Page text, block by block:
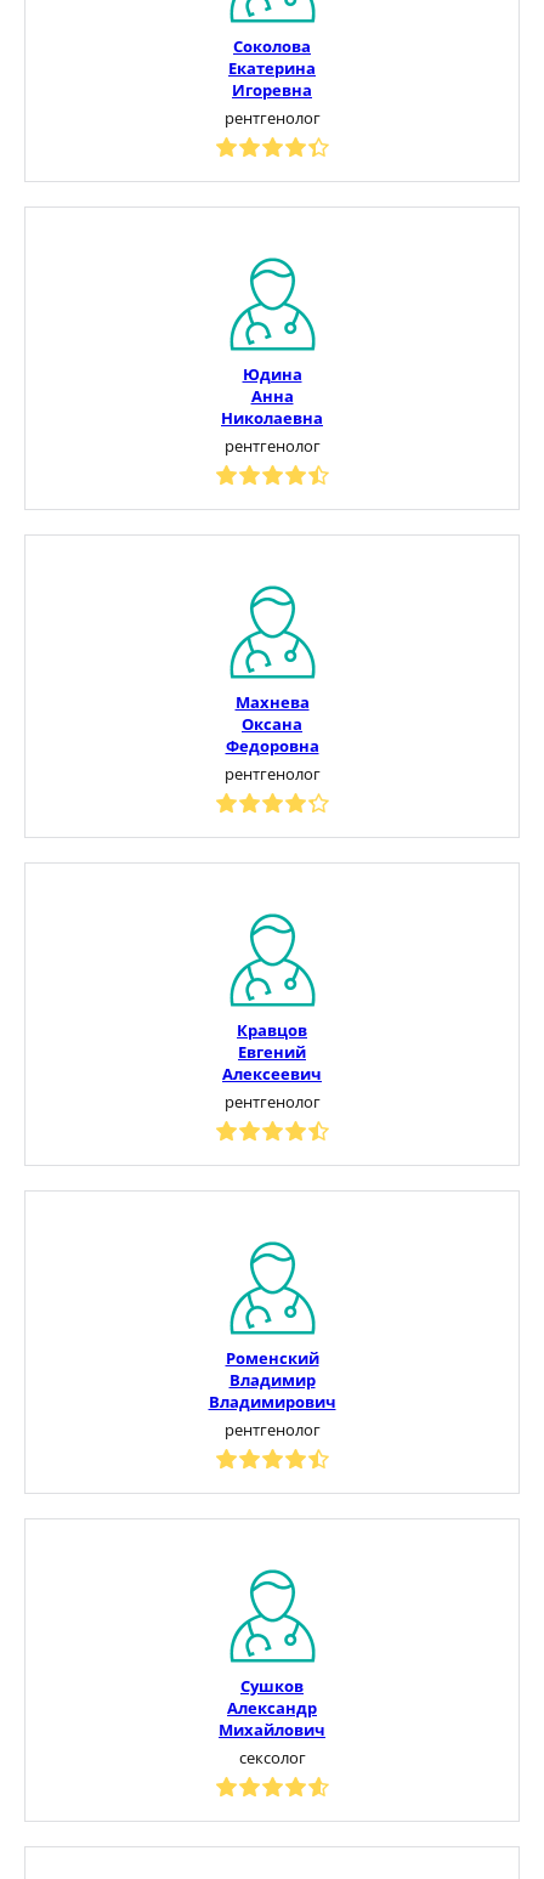
Соколова
Екатерина
Игоревна
рентгенолог
Юдина
Анна
Николаевна
рентгенолог
Махнева
Оксана
Федоровна
рентгенолог
Кравцов
Евгений
Алексеевич
рентгенолог
Роменский
Владимир
Владимирович
рентгенолог
Сушков
Александр
Михайлович
сексолог